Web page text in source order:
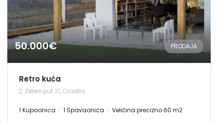
50.000€ PRODAJA
Retro kuća
Zeleni put 21, Croatia
1 Kupaonica 1 Spavaonica Veličina precizno 60 m2